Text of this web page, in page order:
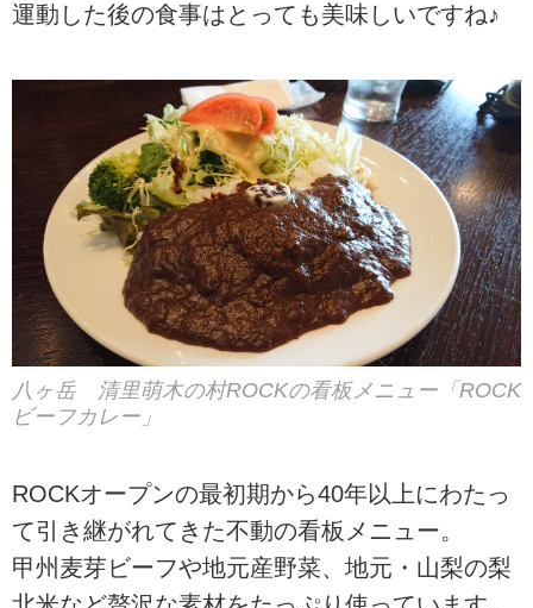
運動した後の食事はとっても美味しいですね♪
八ヶ岳 清里萌木の村ROCKの看板メニュー「ROCK
ビーフカレー」
ROCKオープンの最初期から40年以上にわたっ
て引き継がれてきた不動の看板メニュー。
甲州麦芽ビーフや地元産野菜、地元・山梨の梨